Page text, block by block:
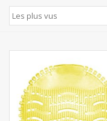
Biscuits apéritifs / Snacks
Botanicals